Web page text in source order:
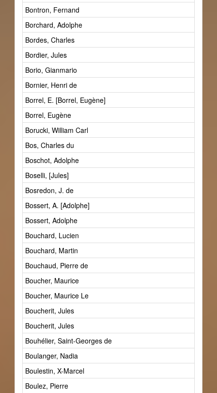
Bontron, Fernand
Borchard, Adolphe
Bordes, Charles
Bordier, Jules
Borio, Gianmario
Bornier, Henri de
Borrel, E. [Borrel, Eugène]
Borrel, Eugène
Borucki, William Carl
Bos, Charles du
Boschot, Adolphe
Boselli, [Jules]
Bosredon, J. de
Bossert, A. [Adolphe]
Bossert, Adolphe
Bouchard, Lucien
Bouchard, Martin
Bouchaud, Pierre de
Boucher, Maurice
Boucher, Maurice Le
Boucherit, Jules
Boucherit, Jules
Bouhélier, Saint-Georges de
Boulanger, Nadia
Boulestin, X-Marcel
Boulez, Pierre